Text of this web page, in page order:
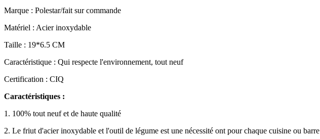
Marque : Polestar/fait sur commande
Matériel : Acier inoxydable
Taille : 19*6.5 CM
Caractéristique : Qui respecte l'environnement, tout neuf
Certification : CIQ
Caractéristiques :
1. 100% tout neuf et de haute qualité
2. Le friut d'acier inoxydable et l'outil de légume est une nécessité ont pour chaque cuisine ou barre